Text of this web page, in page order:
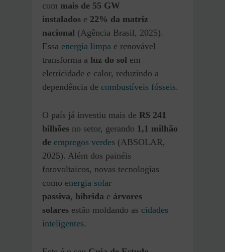
com mais de 55 GW
instalados e 22% da matriz
nacional (Agência Brasil, 2025).
Essa energia limpa e renovável
transforma a luz do sol em
eletricidade e calor, reduzindo a
dependência de combustíveis fósseis.
O país já investiu mais de R$ 241
bilhões no setor, gerando 1,1 milhão
de empregos verdes (ABSOLAR,
2025). Além dos painéis
fotovoltaicos, novas tecnologias
como energia solar
passiva, híbrida e árvores
solares estão moldando as cidades
inteligentes.